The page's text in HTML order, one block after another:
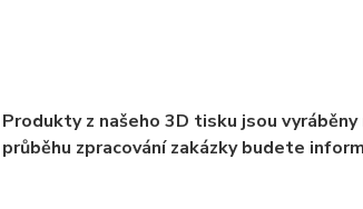
Produkty z našeho 3D tisku jsou
průběhu zpracování zakázky budete